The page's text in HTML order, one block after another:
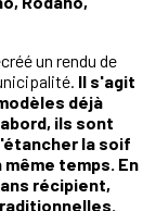
un rendu de
Il s'agit
déjà
ils sont
la soif
temps. En
récipient,